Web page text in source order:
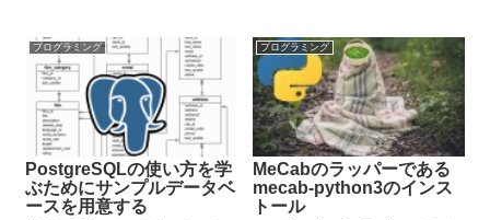
プログラミング
PostgreSQLの使い方を学
ぶためにサンプルデータベ
ースを用意する
プログラミング
MeCabのラッパーである
mecab-python3のインス
トール